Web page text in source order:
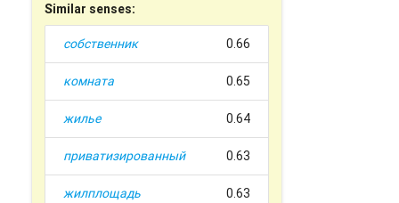
Similar senses:
собственник 0.66
комната 0.65
жилье 0.64
приватизированный 0.63
жилплощадь 0.63